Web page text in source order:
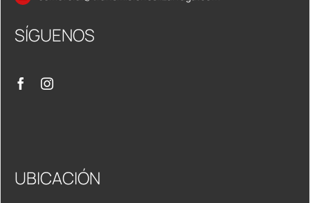
SÍGUENOS
UBICACIÓN